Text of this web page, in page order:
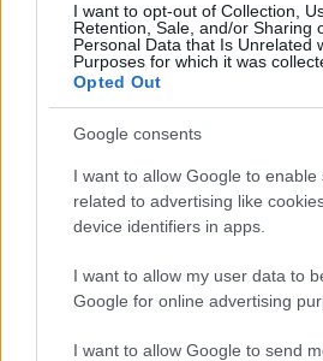
I want to opt-out of Collection,
Retention, Sale, and/or Sharing
Personal Data that Is Unrelated
Purposes for which it was
Opted Out
Google consents
I want to allow Google to enable
related to advertising like
device identifiers in apps.
I want to allow my user data to
Google for online advertising
I want to allow Google to send
Petrolio in calo: Brent a 91,82$,
Nome